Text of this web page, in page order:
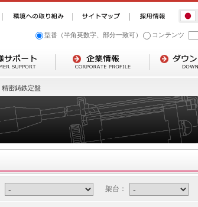
型番（半角英数字、部分一致可） コンテンツ
精密鋳鉄定盤
架台：